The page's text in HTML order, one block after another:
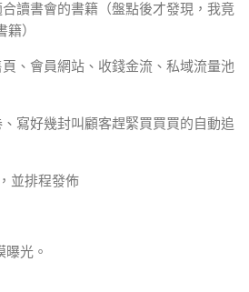
讀書會的書籍（盤點後才發現，我竟
）
、會員網站、收錢金流、私域流量池
寫好幾封叫顧客趕緊買買買的自動追
並排程發佈
光。